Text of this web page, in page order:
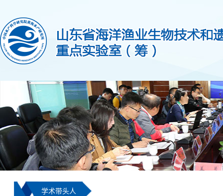
学术带头人